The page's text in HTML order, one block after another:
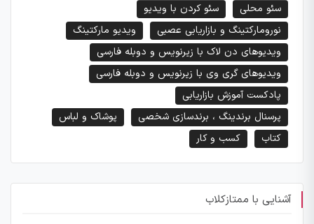
سئو محلی
سئو کردن با ویدیو
نورومارکتینگ و بازاریابی عصبی
ویدیو مارکتینگ
ویدیوهای دن لاک با زیرنویس و دوبله فارسی
ویدیوهای گری وی با زیرنویس و دوبله فارسی
پادکست آموزش بازاریابی
پرسنال برندینگ ، برندسازی شخصی
پوشاک و لباس
کتاب
کسب و کار
آشنایی با ممتازکلاب